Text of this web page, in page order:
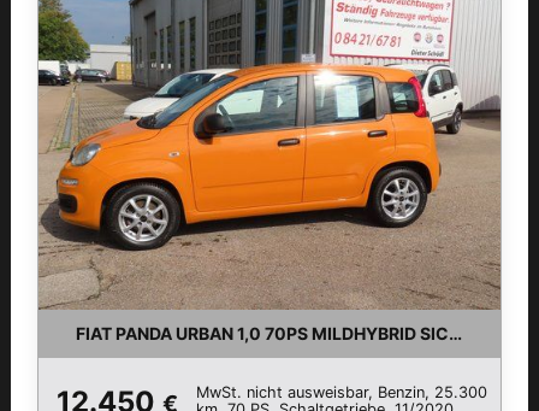
FIAT PANDA URBAN 1,0 70PS MILDHYBRID
12.450 €
MwSt. nicht ausweisbar, Benzin, 25.300